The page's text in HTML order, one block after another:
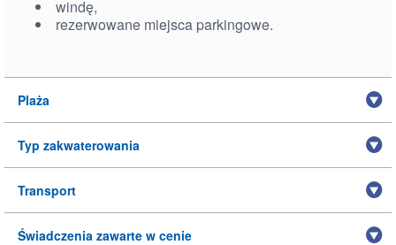
windę,
rezerwowane miejsca parkingowe.
Plaża
Typ zakwaterowania
Transport
Świadczenia zawarte w cenie